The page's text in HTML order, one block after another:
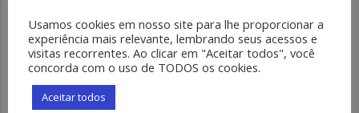
Transtornos Alimentares
Transtornos Mentais
Tratamento Ansiedade
Tratamento Depressão
Usamos cookies em nosso site para lhe proporcionar a
experiência mais relevante, lembrando seus acessos e
visitas recorrentes. Ao clicar em "Aceitar todos", você
concorda com o uso de TODOS os cookies.
Aceitar todos